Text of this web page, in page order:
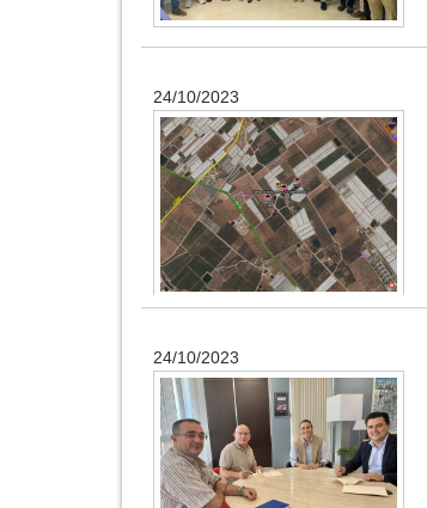
24/10/2023
24/10/2023